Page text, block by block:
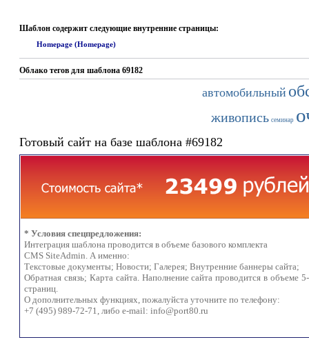
Шаблон содержит следующие внутренние страницы:
Homepage (Homepage)
Облако тегов для шаблона 69182
автомобильный
живопись семинар
Готовый сайт на базе шаблона #69182
* Условия спецпредложения:
Интеграция шаблона проводится в объеме базового комплекта
CMS SiteAdmin. А именно:
Текстовые документы; Новости; Галерея; Внутренние баннеры сайта;
Обратная связь; Карта сайта. Наполнение сайта проводится в объеме
страниц.
О дополнительных функциях, пожалуйста уточните по телефону:
+7 (495) 989-72-71, либо e-mail: info@port80.ru